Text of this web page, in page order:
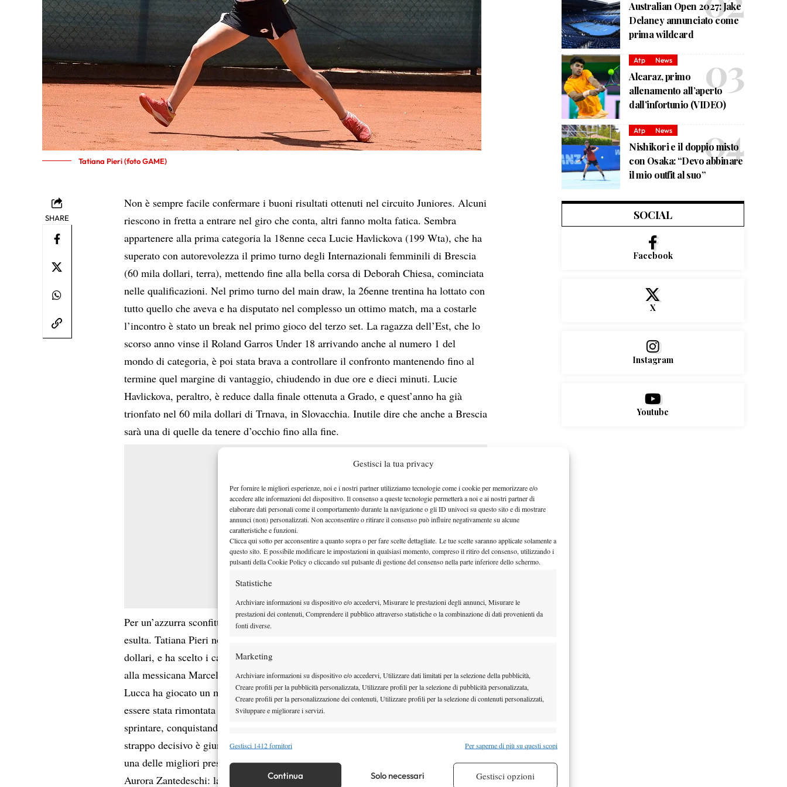
Gestisci la tua privacy
Per fornire le migliori esperienze, noi e i nostri partner utilizziamo tecnologie come i cookie per memorizzare e/o
accedere alle informazioni del dispositivo. Il consenso a queste tecnologie permetterà a noi e ai nostri partner di
elaborare dati personali come il comportamento durante la navigazione o gli ID univoci su questo sito e di mostrare
annunci (non) personalizzati. Non acconsentire o ritirare il consenso può influire negativamente su alcune
caratteristiche e funzioni.
Clicca qui sotto per acconsentire a quanto sopra o per fare scelte dettagliate. Le tue scelte saranno applicate solamente a
questo sito. È possibile modificare le impostazioni in qualsiasi momento, compreso il ritiro del consenso, utilizzando i
pulsanti della Cookie Policy o cliccando sul pulsante di gestione del consenso nella parte inferiore dello schermo.
Statistiche
Archiviare informazioni su dispositivo e/o accedervi, Misurare le prestazioni degli annunci, Misurare le
prestazioni dei contenuti, Comprendere il pubblico attraverso statistiche o la combinazione di dati provenienti da
fonti diverse.
Marketing
Archiviare informazioni su dispositivo e/o accedervi, Utilizzare dati limitati per la selezione della pubblicità,
Creare profili per la pubblicità personalizzata, Utilizzare profili per la selezione di pubblicità personalizzata,
Creare profili per la personalizzazione dei contenuti, Utilizzare profili per la selezione di contenuti personalizzati,
Sviluppare e migliorare i servizi.
Funzionalità
Identificare i dispositivi in base alle informazioni trasmesse automaticamente.
Gestisci 1412 fornitori Per saperne di più su questi scopi
Continua Solo necessari Gestisci opzioni
Tatiana Pieri (foto GAME)
SHARE
Non è sempre facile confermare i buoni risultati ottenuti nel circuito Juniores. Alcuni
riescono in fretta a entrare nel giro che conta, altri fanno molta fatica. Sembra
appartenere alla prima categoria la 18enne ceca Lucie Havlickova (199 Wta), che ha
superato con autorevolezza il primo turno degli Internazionali femminili di Brescia
(60 mila dollari, terra), mettendo fine alla bella corsa di Deborah Chiesa, cominciata
nelle qualificazioni. Nel primo turno del main draw, la 26enne trentina ha lottato con
tutto quello che aveva e ha disputato nel complesso un ottimo match, ma a costarle
l’incontro è stato un break nel primo gioco del terzo set. La ragazza dell’Est, che lo
scorso anno vinse il Roland Garros Under 18 arrivando anche al numero 1 del
mondo di categoria, è poi stata brava a controllare il confronto mantenendo fino al
termine quel margine di vantaggio, chiudendo in due ore e dieci minuti. Lucie
Havlickova, peraltro, è reduce dalla finale ottenuta a Grado, e quest’anno ha già
trionfato nel 60 mila dollari di Trnava, in Slovacchia. Inutile dire che anche a Brescia
sarà una di quelle da tenere d’occhio fino alla fine.
Per un’azzurra sconfitta, ce n’è un’altra (sempre proveniente dalle qualificazioni) che
esulta. Tatiana Pieri non aveva mai vinto un match nel main draw di un 60 mila
dollari, e ha scelto i campi del Forza e Costanza 1911 per sfatare il tabù. Di fronte
alla messicana Marcela Zacarias – numero 4 del tabellone e 188 Wta – la 24enne di
Lucca ha giocato un match attento, che ha vissuto una svolta a fine primo set. Dopo
essere stata rimontata da 5-1 a 5-5, l’azzurra (771 al mondo) ha trovato la forza per
sprintare, conquistando un altro break che le è valso il parziale. Nel secondo, lo
strappo decisivo è giunto nel sesto game, per il 7-5 6-3 definitivo che rappresenta
una delle migliori prestazioni in carriera della toscana. Prova sfortunata, invece, per
Aurora Zantedeschi: la 22enne di Verona ha giocato alla pari per due ore e mezza
Australian Open 2027: Jake
Delaney annunciato come
prima wildcard
Atp News
Alcaraz, primo
allenamento all’aperto
dall’infortunio (VIDEO)
Atp News
Nishikori e il doppio misto
con Osaka: “Devo abbinare
il mio outfit al suo”
SOCIAL
Facebook
X
Instagram
Youtube